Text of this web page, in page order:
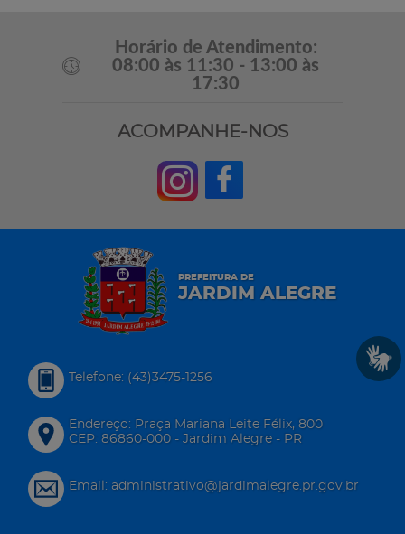
Horário de Atendimento:
08:00 às 11:30 - 13:00 às
17:30
ACOMPANHE-NOS
PREFEITURA DE
JARDIM ALEGRE
Telefone: (43)3475-1256
Endereço: Praça Mariana Leite Félix, 800
CEP: 86860-000 - Jardim Alegre - PR
Email: administrativo@jardimalegre.pr.gov.br